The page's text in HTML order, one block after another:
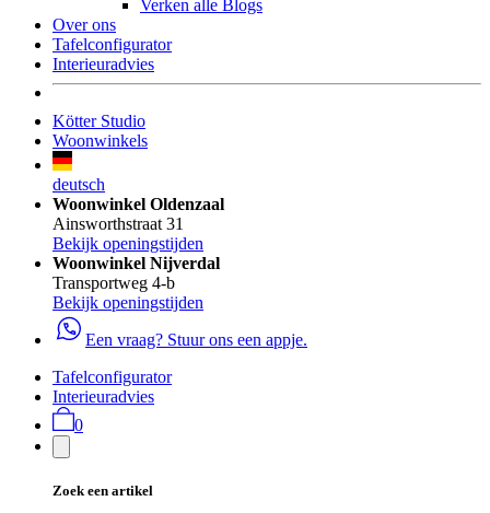
Verken alle Blogs
Over ons
Tafelconfigurator
Interieuradvies
Kötter Studio
Woonwinkels
deutsch
Woonwinkel Oldenzaal
Ainsworthstraat 31
Bekijk openingstijden
Woonwinkel Nijverdal
Transportweg 4-b
Bekijk openingstijden
Een vraag? Stuur ons een appje.
Tafelconfigurator
Interieuradvies
0
Zoek een artikel